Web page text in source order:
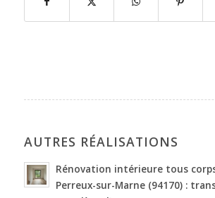
AUTRES RÉALISATIONS
Rénovation intérieure tous
Perreux-sur-Marne (94170) :